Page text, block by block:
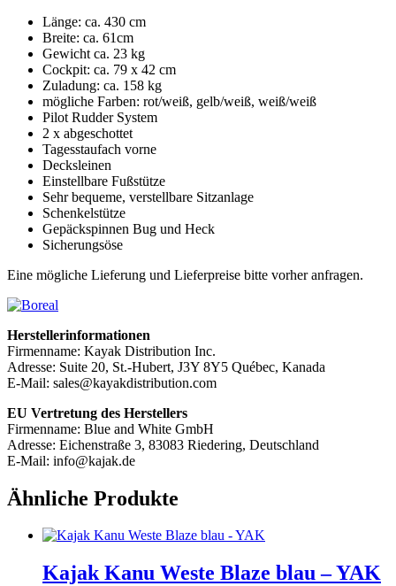
Länge: ca. 430 cm
Breite: ca. 61cm
Gewicht ca. 23 kg
Cockpit: ca. 79 x 42 cm
Zuladung: ca. 158 kg
mögliche Farben: rot/weiß, gelb/weiß, weiß/weiß
Pilot Rudder System
2 x abgeschottet
Tagesstaufach vorne
Decksleinen
Einstellbare Fußstütze
Sehr bequeme, verstellbare Sitzanlage
Schenkelstütze
Gepäckspinnen Bug und Heck
Sicherungsöse
Eine mögliche Lieferung und Lieferpreise bitte vorher anfragen.
Herstellerinformationen
Firmenname: Kayak Distribution Inc.
Adresse: Suite 20, St.-Hubert, J3Y 8Y5 Québec, Kanada
E-Mail: sales@kayakdistribution.com
EU Vertretung des Herstellers
Firmenname: Blue and White GmbH
Adresse: Eichenstraße 3, 83083 Riedering, Deutschland
E-Mail: info@kajak.de
Ähnliche Produkte
Kajak Kanu Weste Blaze blau – YAK